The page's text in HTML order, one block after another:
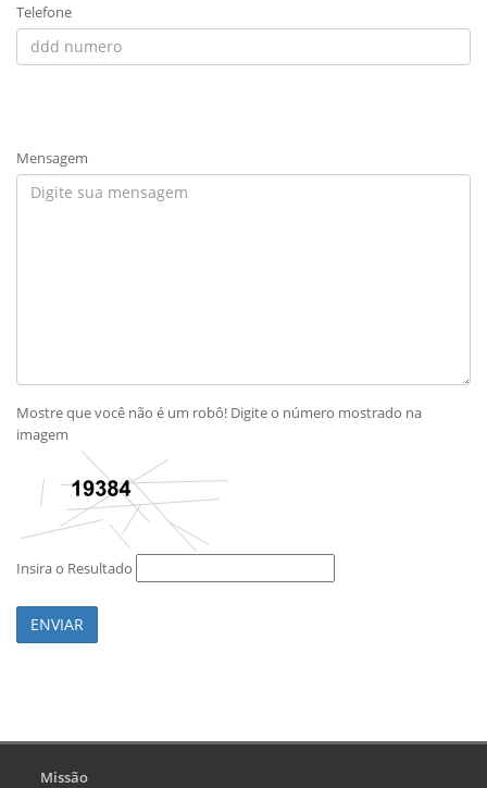
Telefone
Mensagem
Mostre que você não é um robô! Digite o número mostrado na
imagem
Insira o Resultado
ENVIAR
Missão